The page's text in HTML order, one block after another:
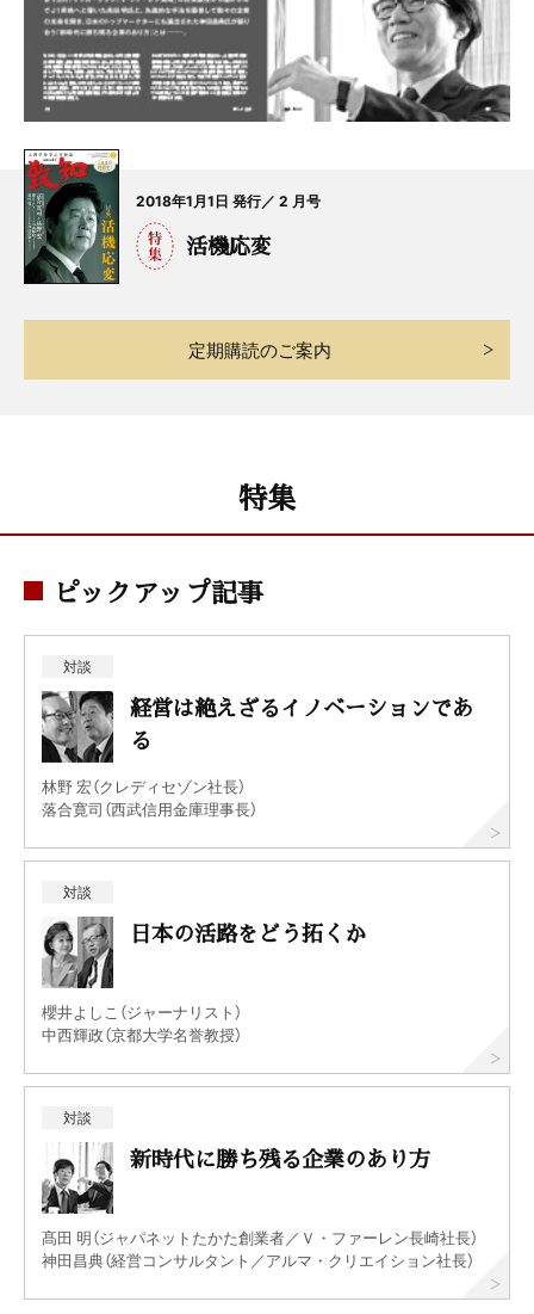
2018年1月1日 発行／ 2 月号
活機応変
定期購読のご案内
特集
ピックアップ記事
対談
経営は絶えざるイノベーションであ
る
林野 宏（クレディセゾン社長）
落合寛司（西武信用金庫理事長）
対談
日本の活路をどう拓くか
櫻井よしこ（ジャーナリスト）
中西輝政（京都大学名誉教授）
対談
新時代に勝ち残る企業のあり方
髙田 明（ジャパネットたかた創業者／Ｖ・ファーレン長崎社長）
神田昌典（経営コンサルタント／アルマ・クリエイション社長）